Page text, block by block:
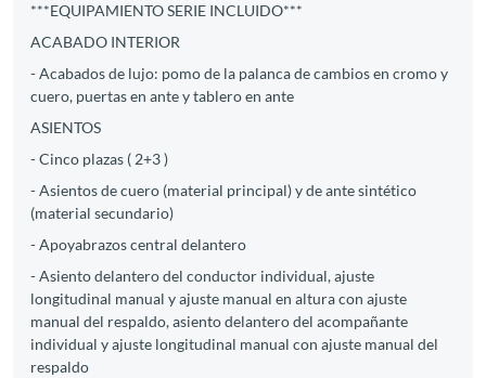
***EQUIPAMIENTO SERIE INCLUIDO***
ACABADO INTERIOR
- Acabados de lujo: pomo de la palanca de cambios en cromo y
cuero, puertas en ante y tablero en ante
ASIENTOS
- Cinco plazas ( 2+3 )
- Asientos de cuero (material principal) y de ante sintético
(material secundario)
- Apoyabrazos central delantero
- Asiento delantero del conductor individual, ajuste
longitudinal manual y ajuste manual en altura con ajuste
manual del respaldo, asiento delantero del acompañante
individual y ajuste longitudinal manual con ajuste manual del
respaldo